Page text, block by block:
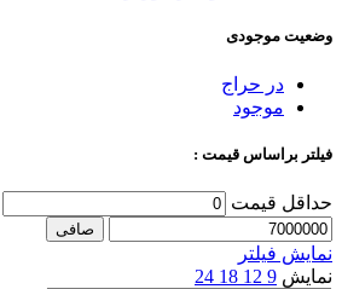
وضعیت موجودی
در حراج
موجود
فیلتر براساس قیمت :
حداقل قیمت
صافی
نمایش فیلتر
نمایش 9
12
18
24